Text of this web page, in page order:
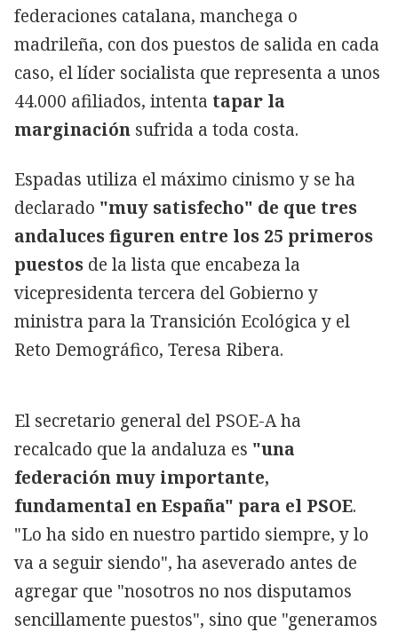
federaciones catalana, manchega o
madrileña, con dos puestos de salida en cada
caso, el líder socialista que representa a unos
44.000 afiliados, intenta tapar la
marginación sufrida a toda costa.
Espadas utiliza el máximo cinismo y se ha
declarado "muy satisfecho" de que tres
andaluces figuren entre los 25 primeros
puestos de la lista que encabeza la
vicepresidenta tercera del Gobierno y
ministra para la Transición Ecológica y el
Reto Demográfico, Teresa Ribera.
El secretario general del PSOE-A ha
recalcado que la andaluza es "una
federación muy importante,
fundamental en España" para el PSOE.
"Lo ha sido en nuestro partido siempre, y lo
va a seguir siendo", ha aseverado antes de
agregar que "nosotros no nos disputamos
sencillamente puestos", sino que "generamos